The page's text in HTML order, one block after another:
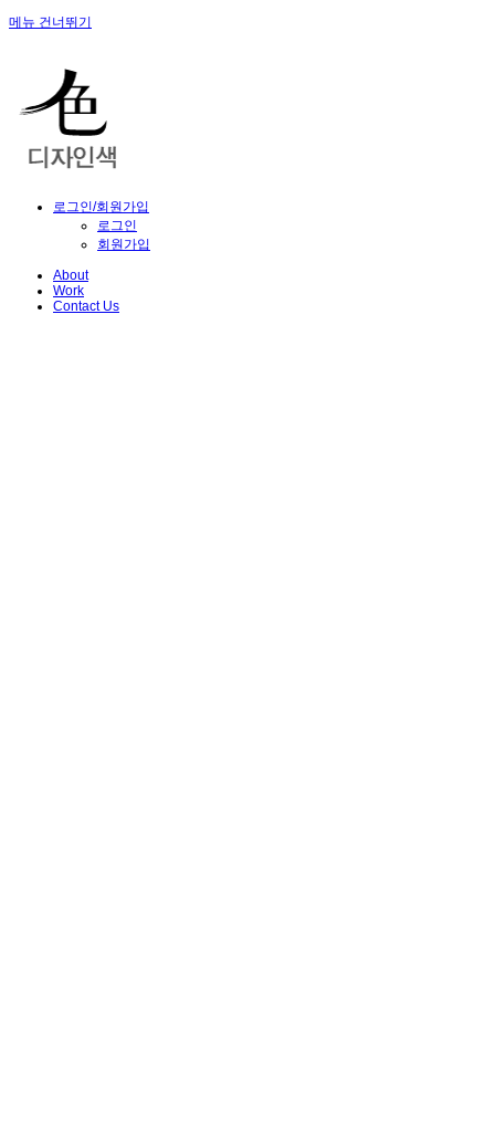
메뉴 건너뛰기
로그인/회원가입
로그인
회원가입
About
Work
Contact Us